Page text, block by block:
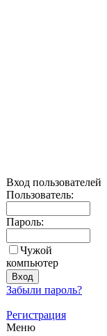
Вход пользователей
Пользователь:
Пароль:
Чужой
компьютер
Забыли пароль?
Регистрация
Меню